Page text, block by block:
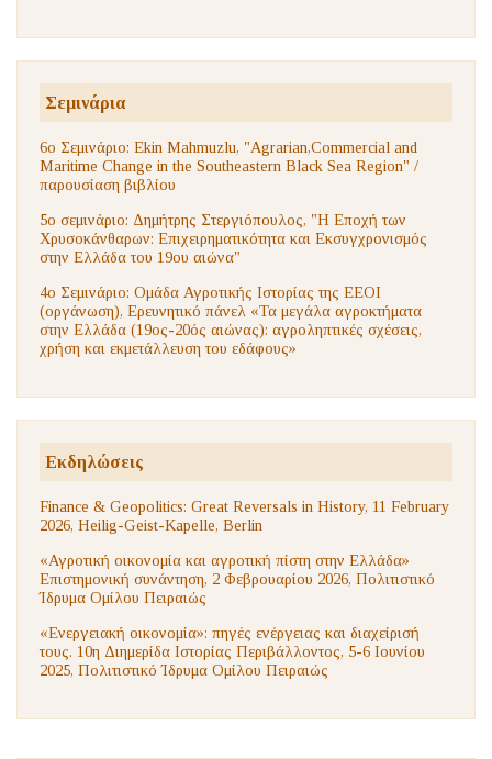
Σεμινάρια
6ο Σεμινάριο: Ekin Mahmuzlu, "Agrarian,Commercial and
Maritime Change in the Southeastern Black Sea Region" /
παρουσίαση βιβλίου
5ο σεμινάριο: Δημήτρης Στεργιόπουλος, "Η Εποχή των
Χρυσοκάνθαρων: Επιχειρηματικότητα και Εκσυγχρονισμός
στην Ελλάδα του 19ου αιώνα"
4ο Σεμινάριο: Ομάδα Αγροτικής Ιστορίας της ΕΕΟΙ
(οργάνωση), Ερευνητικό πάνελ «Τα μεγάλα αγροκτήματα
στην Ελλάδα (19ος-20ός αιώνας): αγροληπτικές σχέσεις,
χρήση και εκμετάλλευση του εδάφους»
Εκδηλώσεις
Finance & Geopolitics: Great Reversals in History, 11 February
2026, Heilig-Geist-Kapelle, Berlin
«Αγροτική οικονομία και αγροτική πίστη στην Ελλάδα»
Επιστημονική συνάντηση, 2 Φεβρουαρίου 2026, Πολιτιστικό
Ίδρυμα Ομίλου Πειραιώς
«Ενεργειακή οικονομία»: πηγές ενέργειας και διαχείρισή
τους. 10η Διημερίδα Ιστορίας Περιβάλλοντος, 5-6 Ιουνίου
2025, Πολιτιστικό Ίδρυμα Ομίλου Πειραιώς